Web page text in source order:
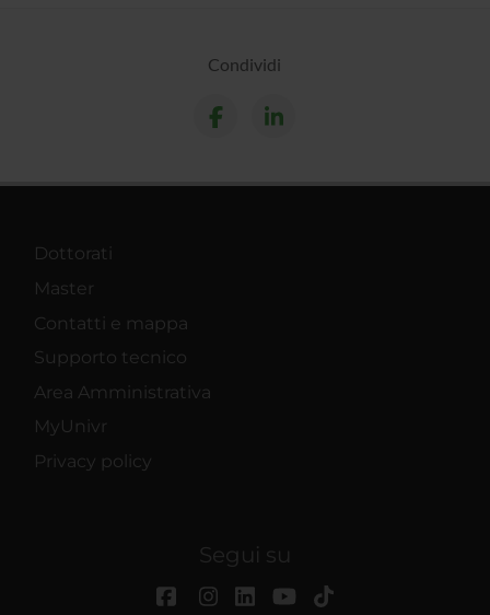
Condividi
Dottorati
Master
Contatti e mappa
Supporto tecnico
Area Amministrativa
MyUnivr
Privacy policy
Segui su